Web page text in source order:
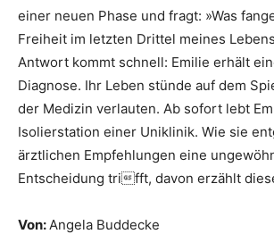
einer neuen Phase und fragt: »Was
Freiheit im letzten Drittel meines
Antwort kommt schnell: Emilie erhält
Diagnose. Ihr Leben stünde auf dem
der Medizin verlauten. Ab sofort lebt
Isolierstation einer Uniklinik. Wie sie
ärztlichen Empfehlungen eine
Entscheidung trifft, davon erzählt
Von: Angela Buddecke